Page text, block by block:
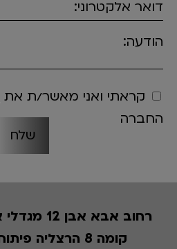
דואר אלקטרוני:
הודעה:
קראתי ואני מאשר/ת את
החברה
קומה 8 הרצליה פיתוח מיקוד 46725